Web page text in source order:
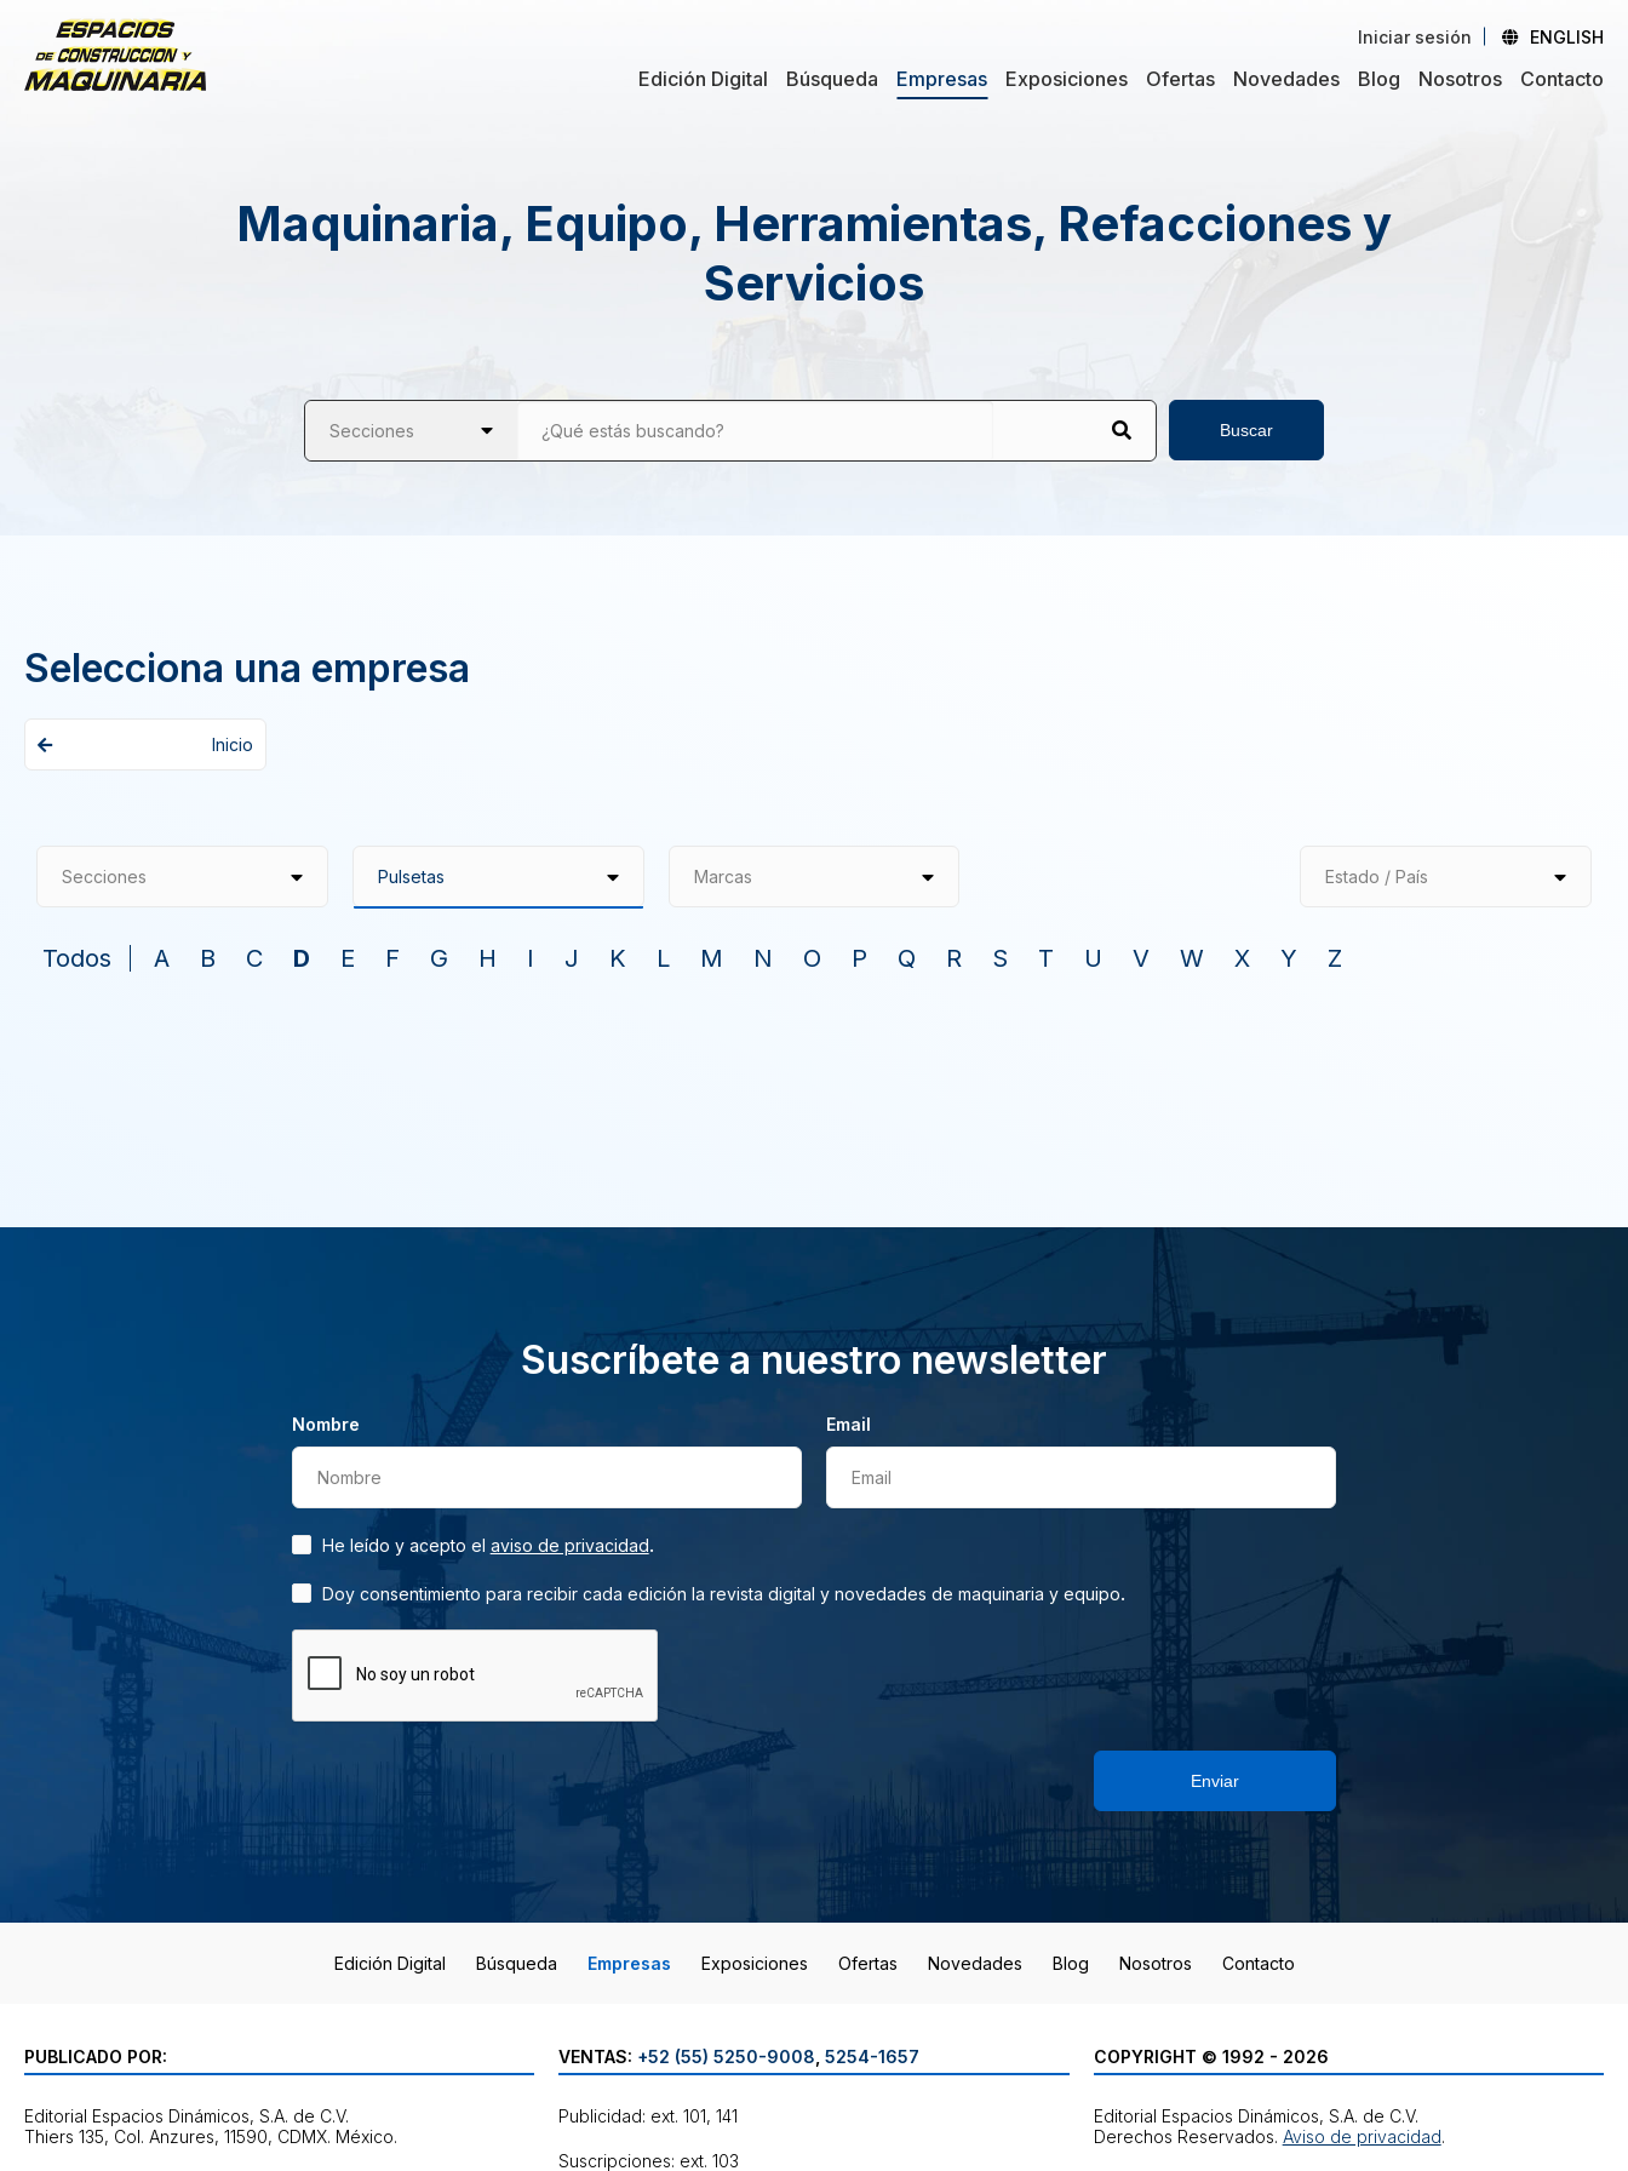
Iniciar sesión ENGLISH
Edición Digital Búsqueda Empresas Exposiciones Ofertas Novedades Blog Nosotros Contacto
Maquinaria, Equipo, Herramientas, Refacciones y
Servicios
Secciones ¿Qué estás buscando? Buscar
Selecciona una empresa
Inicio
Secciones Marcas Estado / País
Todos A B C D E F G H I J K L M N O P Q R S T U V W X Y Z
Suscríbete a nuestro newsletter
Nombre
Nombre
Email
Email
He leído y acepto el aviso de privacidad.
Doy consentimiento para recibir cada edición la revista digital y novedades de maquinaria y equipo.
Enviar
Edición Digital Búsqueda Empresas Exposiciones Ofertas Novedades Blog Nosotros Contacto
PUBLICADO POR:
Editorial Espacios Dinámicos, S.A. de C.V.
VENTAS: +52 (55) 5250-9008 ,5254-1657
Publicidad: ext. 101, 141
Suscripciones: ext. 103
COPYRIGHT © 1992 - 2026
Editorial Espacios Dinámicos, S.A. de C.V.
Derechos Reservados. Aviso de privacidad.